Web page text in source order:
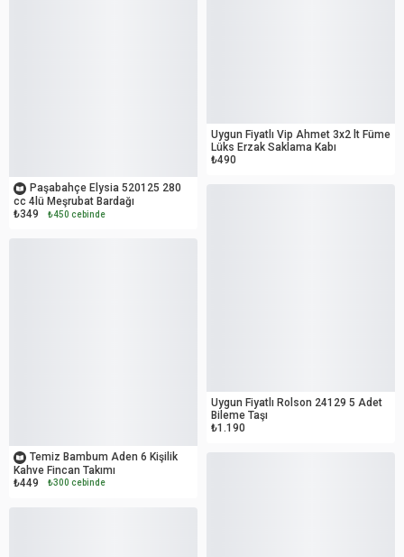
Paşabahçe Elysia 520125 280
cc 4lü Meşrubat Bardağı
₺349
₺450 cebinde
Temiz Bambum Aden 6 Kişilik
Kahve Fincan Takımı
₺449
₺300 cebinde
Uygun Fiyatlı Vip Ahmet 3x2 lt Füme
Lüks Erzak Saklama Kabı
₺490
Uygun Fiyatlı Rolson ‎24129 5 Adet
Bileme Taşı
₺1.190